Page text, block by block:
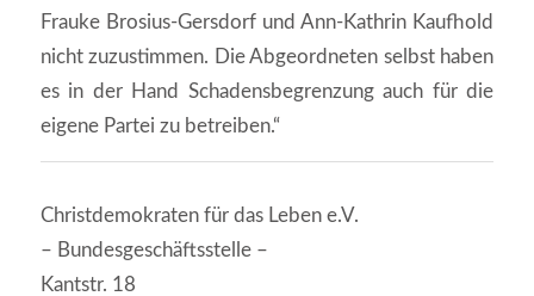
Frauke Brosius-Gersdorf und Ann-Kathrin Kaufhold
nicht zuzustimmen. Die Abgeordneten selbst haben
es in der Hand Schadensbegrenzung auch für die
eigene Partei zu betreiben.“
Christdemokraten für das Leben e.V.
– Bundesgeschäftsstelle –
Kantstr. 18